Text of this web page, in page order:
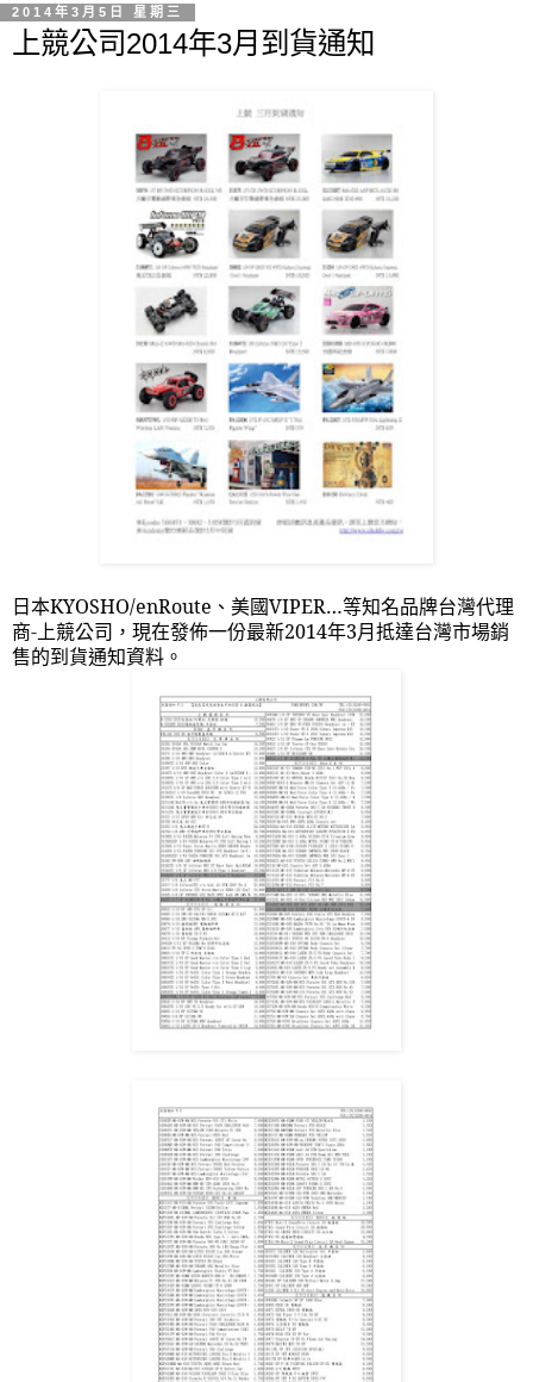
2014年3月5日 星期三
上競公司2014年3月到貨通知
日本KYOSHO/enRoute 、美國VIPER…等知名品牌台灣代理
商-上競公司，現在發佈一份最新2014年3月抵達台灣市場銷
售的到貨通知資料。